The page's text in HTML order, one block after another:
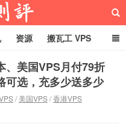
测评
资源 搬瓦工 VPS
域名
、美国VPS月付79折
可选，充多少送多少
/ 美国VPS/香港VPS